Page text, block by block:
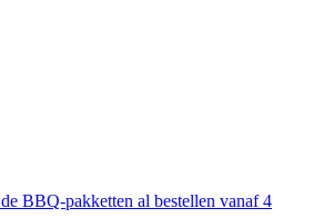
BBQ-pakketten al bestellen vanaf 4